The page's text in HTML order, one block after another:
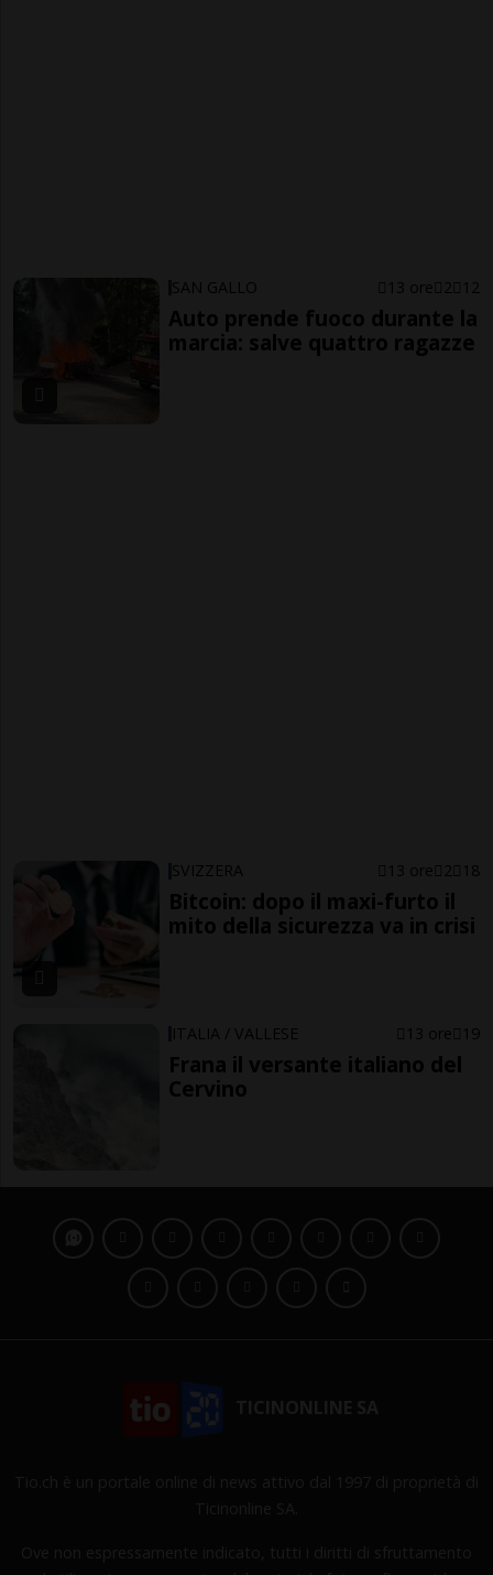
SAN GALLO 13 ore 2 12
Auto prende fuoco durante la
marcia: salve quattro ragazze
SVIZZERA 13 ore 2 18
Bitcoin: dopo il maxi-furto il
mito della sicurezza va in crisi
ITALIA / VALLESE 13 ore 19
Frana il versante italiano del
Cervino